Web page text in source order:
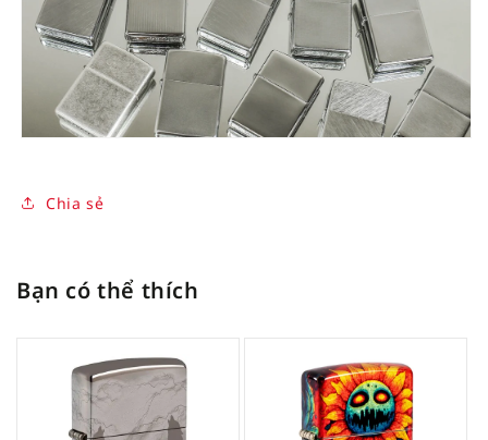
Chia sẻ
Bạn có thể thích